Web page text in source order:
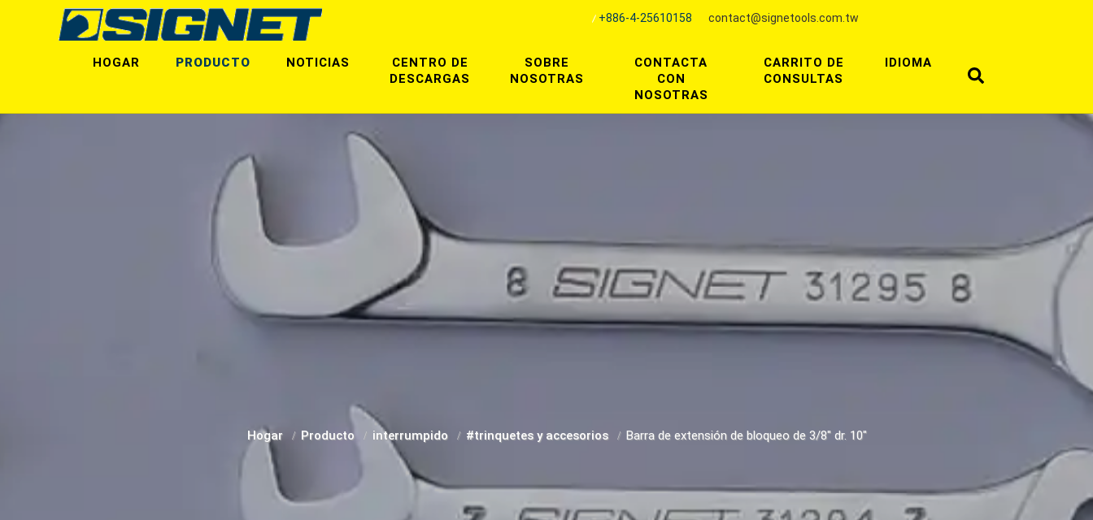
+886-4-25610158 contact@signetools.com.tw
HOGAR NOTICIAS
PRODUCTO
CENTRO DE
DESCARGAS
SOBRE
NOSOTRAS
CONTACTA
CON
NOSOTRAS
CARRITO DE
CONSULTAS
IDIOMA
Hogar Producto interrumpido #trinquetes y accesorios Barra de extensión de bloqueo de 3/8" dr. 10"